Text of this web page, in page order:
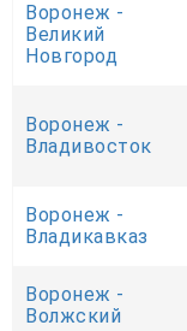
Воронеж -
Великий
Новгород
Воронеж -
Владивосток
Воронеж -
Владикавказ
Воронеж -
Волжский